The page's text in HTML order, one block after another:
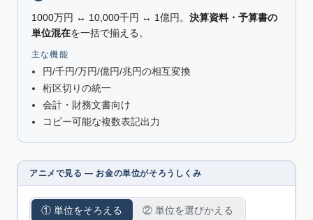
1000万円 ↔ 10,000千円 ↔ 1億円。 決算資料・予算書の
単位混在を一括で揃える。
主な機能
円/千円/万円/億円/兆円の相互変換
桁区切りの統一
会計・財務文書向け
コピー可能な複数表記出力
アニメで見る — お金の単位がそろうしくみ
① 単位をそろえる ② 単位を選びかえる